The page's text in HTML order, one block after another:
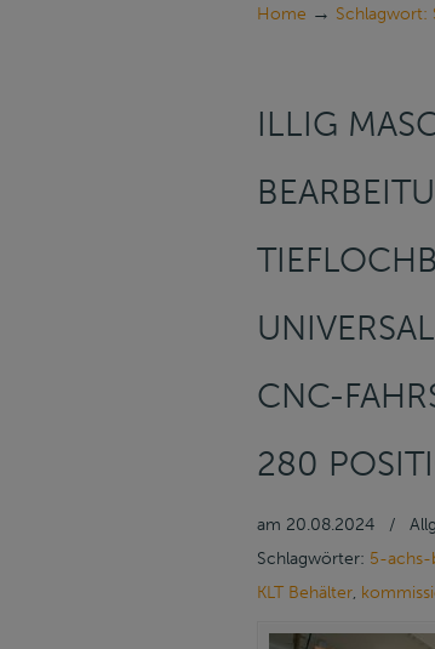
Home → Schlagwort:
ILLIG
CNC-
280
am 20.08.2024 /
Schlagwörter: 5-achs-
KLT Behälter,